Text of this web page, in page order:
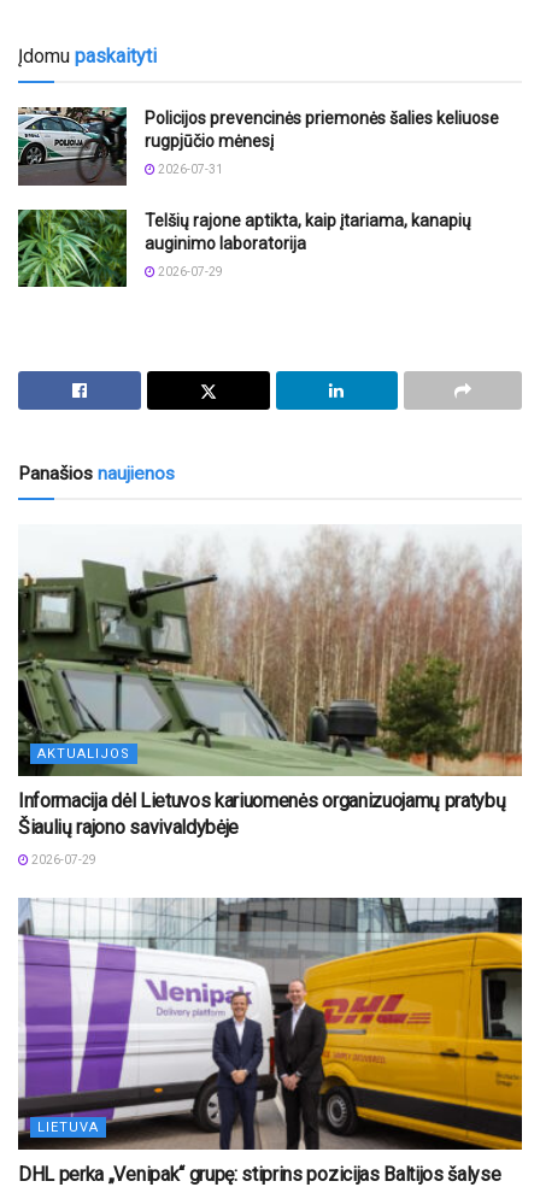
Įdomu paskaityti
Policijos prevencinės priemonės šalies keliuose
rugpjūčio mėnesį
2026-07-31
Telšių rajone aptikta, kaip įtariama, kanapių
auginimo laboratorija
2026-07-29
Panašios naujienos
AKTUALIJOS
Informacija dėl Lietuvos kariuomenės organizuojamų pratybų
Šiaulių rajono savivaldybėje
2026-07-29
LIETUVA
DHL perka „Venipak“ grupę: stiprins pozicijas Baltijos šalyse